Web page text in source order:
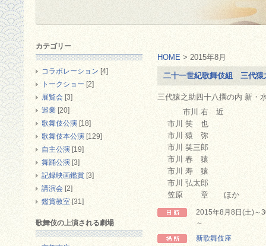
HOME > 2015年8月
二十一世紀歌舞伎組 三代猿
三代猿之助四十八撰の内 新・
市川 右 近
市川 笑 也
市川 猿 弥
市川 笑三郎
市川 春 猿
市川 寿 猿
市川 弘太郎
笠原 章 ほか
2015年8月8日(土)～
～
新歌舞伎座
カテゴリー
コラボレーション [4]
トークショー [2]
展覧会 [3]
巡業 [20]
歌舞伎公演 [18]
歌舞伎本公演 [129]
自主公演 [19]
舞踊公演 [3]
記録映画鑑賞 [3]
講演会 [2]
鑑賞教室 [31]
歌舞伎の上演される劇場